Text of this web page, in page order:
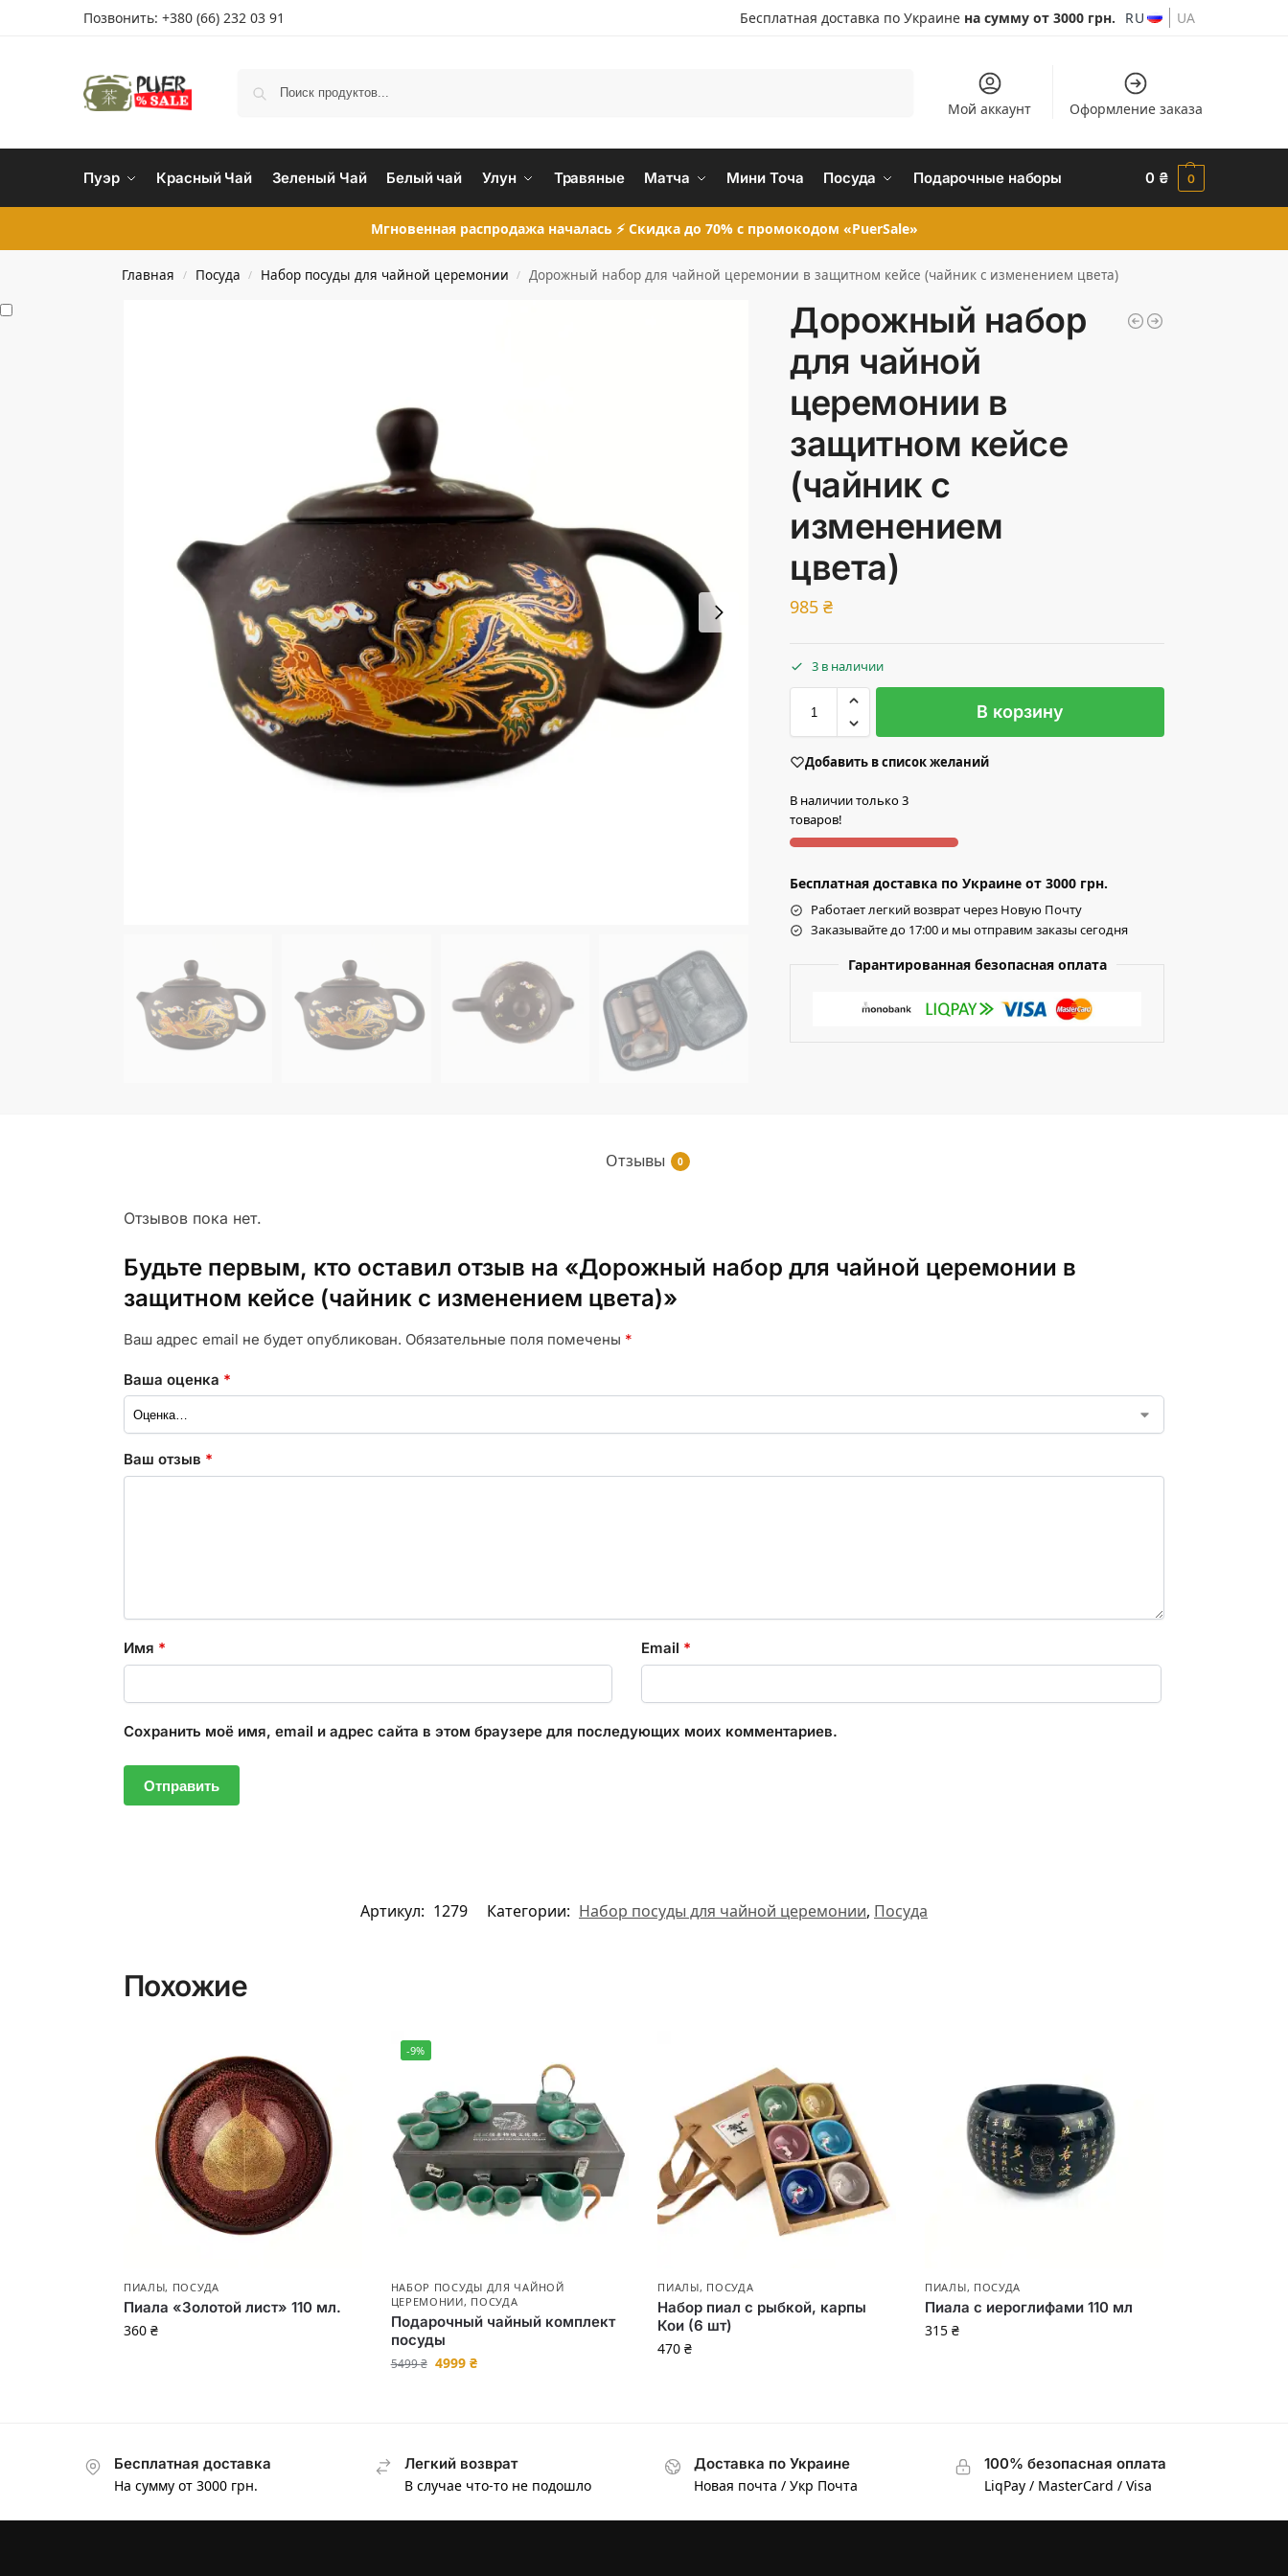
Позвонить: +380 (66) 232 03 91 Бесплатная доставка по Украине на сумму от 3000 грн. RU UA
Мой аккаунт Оформление заказа
Пуэр Красный Чай Зеленый Чай Белый чай Улун Травяные Матча Мини Точа Посуда Подарочные наборы 0 ₴ 0
Мгновенная распродажа началась ⚡ Скидка до 70% с промокодом «PuerSale»
Главная / Посуда / Набор посуды для чайной церемонии / Дорожный набор для чайной церемонии в защитном кейсе (чайник с изменением цвета)
Дорожный набор
для чайной
церемонии в
защитном кейсе
(чайник с
изменением
цвета)
985₴
3 в наличии
В корзину
Добавить в список желаний
В наличии только 3
товаров!
Бесплатная доставка по Украине от 3000 грн.
Работает легкий возврат через Новую Почту
Заказывайте до 17:00 и мы отправим заказы сегодня
Гарантированная безопасная оплата
Отзывы 0
Отзывов пока нет.
Будьте первым, кто оставил отзыв на «Дорожный набор для чайной церемонии в
защитном кейсе (чайник с изменением цвета)»
Ваш адрес email не будет опубликован. Обязательные поля помечены *
Ваша оценка *
Ваш отзыв *
Имя * Email *
Сохранить моё имя, email и адрес сайта в этом браузере для последующих моих комментариев.
Артикул: 1279 Категории: Набор посуды для чайной церемонии, Посуда
Похожие
ПИАЛЫ, ПОСУДА
Пиала «Золотой лист» 110 мл.
360 ₴
-9%
НАБОР ПОСУДЫ ДЛЯ ЧАЙНОЙ
ЦЕРЕМОНИИ, ПОСУДА
Подарочный чайный комплект
посуды
5499₴ 4999 ₴
ПИАЛЫ, ПОСУДА
Набор пиал с рыбкой, карпы
Кои (6 шт)
470₴
ПИАЛЫ, ПОСУДА
Пиала с иероглифами 110 мл
315₴
Бесплатная доставка
На сумму от 3000 грн.
Легкий возврат
В случае что-то не подошло
Доставка по Украине
Новая почта / Укр Почта
100% безопасная оплата
LiqPay / MasterCard / Visa